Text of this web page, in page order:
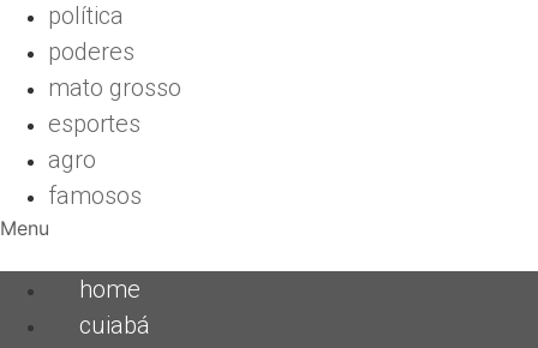
política
poderes
mato grosso
esportes
agro
famosos
Menu
home
cuiabá